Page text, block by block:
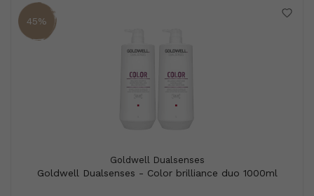
45%
Goldwell Dualsenses
Goldwell Dualsenses - Color brilliance duo 1000ml